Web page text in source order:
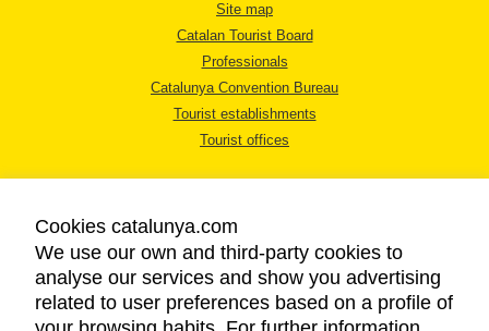
Site map
Catalan Tourist Board
Professionals
Catalunya Convention Bureau
Tourist establishments
Tourist offices
LEGAL NOTICE
PRIVACY POLICY
Cookies catalunya.com
We use our own and third-party cookies to
analyse our services and show you advertising
related to user preferences based on a profile of